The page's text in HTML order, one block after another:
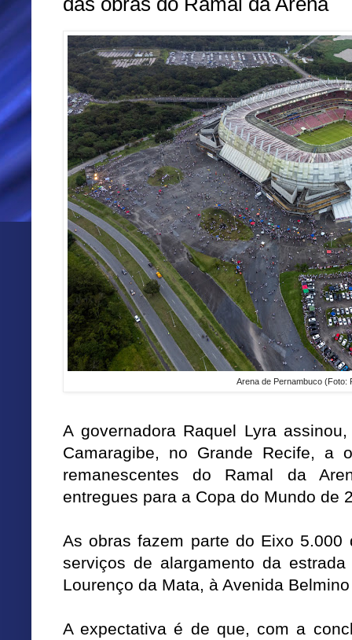
Arena de Pernambuco (Foto:
A governadora Raquel Lyra
Camaragibe, no Grande Recife, a
remanescentes do Ramal da
entregues para a Copa do Mundo de
As obras fazem parte do Eixo
serviços de alargamento da
Lourenço da Mata, à Avenida
A expectativa é de que, com a